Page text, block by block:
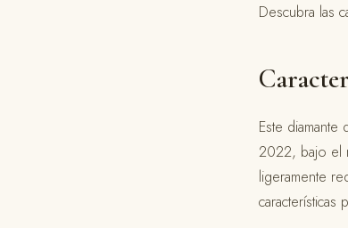
Descubra las
Este
2022, bajo el
ligeramente
características